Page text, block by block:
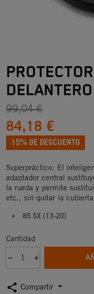
DELANTERO
99,04 €
84,18 €
15% DE DESCUENTO
Superpráctico: El
adaptador central
la rueda y permite
etc., sin quitar la
85 SX (13-20)
Cantidad
share Compartir